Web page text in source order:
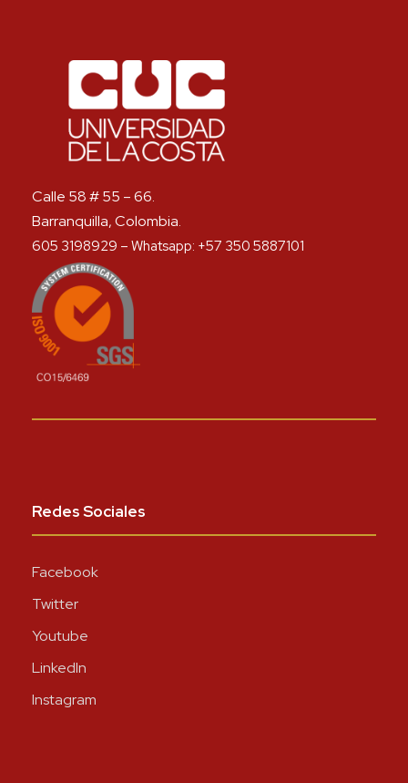
Calle 58 # 55 – 66.
Barranquilla, Colombia.
605 3198929 – Whatsapp: +57 350 5887101
Redes Sociales
Facebook
Twitter
Youtube
LinkedIn
Instagram